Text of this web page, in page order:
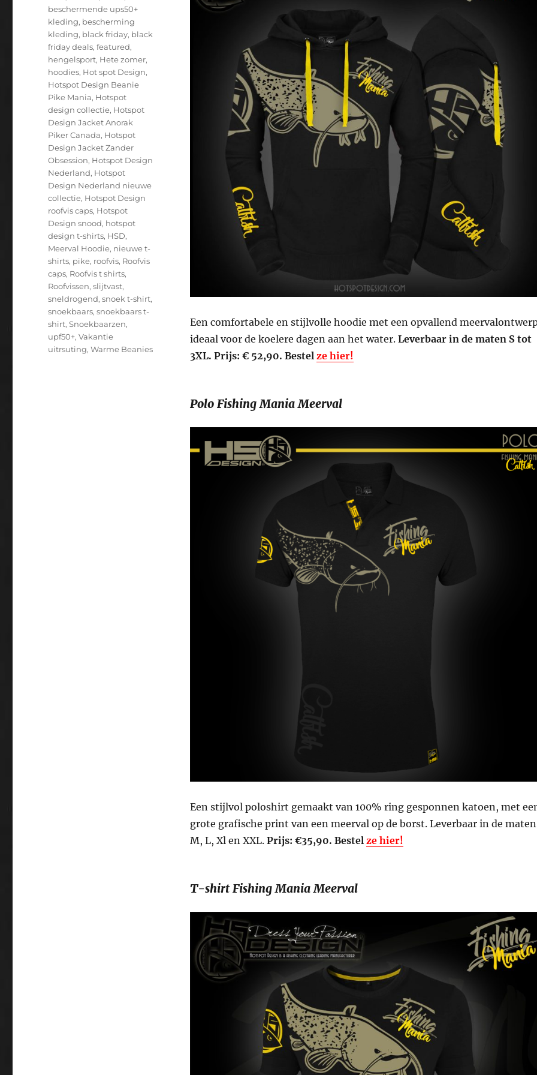
Een comfortabele en stijlvolle hoodie met een opvallend
ideaal voor de koelere dagen aan het water. Leverbaar in de maten S tot
3XL. Prijs: € 52,90. Bestel ze hier!
Polo Fishing Mania Meerval
Een stijlvol poloshirt gemaakt van 100% ring gesponnen katoen, met
grote grafische print van een meerval op de borst. Leverbaar in de maten
M, L, Xl en XXL. Prijs: €35,90. Bestel ze hier!
T-shirt Fishing Mania Meerval
beschermende ups50+
kleding, bescherming
kleding, black friday, black
friday deals,featured,
hengelsport, Hete zomer,
hoodies, Hot spot Design,
Hotspot Design Beanie
Pike Mania, Hotspot
design collectie, Hotspot
Design Jacket Anorak
Piker Canada, Hotspot
Design Jacket Zander
Obsession, Hotspot Design
Nederland, Hotspot
Design Nederland nieuwe
collectie, Hotspot Design
roofvis caps, Hotspot
Design snood, hotspot
design t-shirts, HSD,
Meerval Hoodie, nieuwe t-
shirts, pike, roofvis, Roofvis
caps, Roofvis t shirts,
Roofvissen,slijtvast,
sneldrogend,snoek t-shirt,
snoekbaars,snoekbaars t-
shirt,Snoekbaarzen,
upf50+,Vakantie
uitrsuting,Warme Beanies